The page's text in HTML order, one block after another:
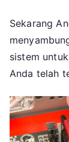
Sekarang
sistem
Anda telah